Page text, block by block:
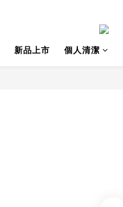
新品上市 個人清潔